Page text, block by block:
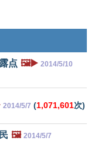
点 🖼️▶️ 2014/5/10
2014/5/7 (1,071,601次)
🖼️ 2014/5/7